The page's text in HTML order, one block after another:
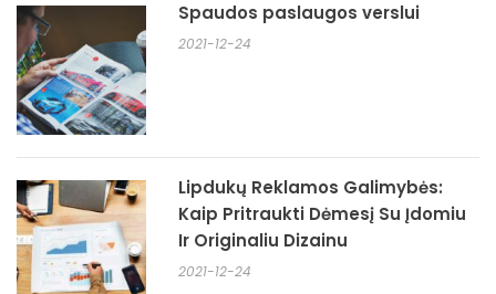
Spaudos paslaugos verslui
2021-12-24
Lipdukų Reklamos Galimybės:
Kaip Pritraukti Dėmesį Su Įdomiu
Ir Originaliu Dizainu
2021-12-24